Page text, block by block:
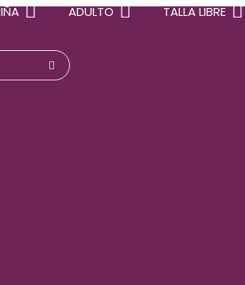
ADULTO TALLA LIBRE